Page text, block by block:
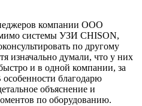
компании ООО
системы УЗИ CHISON,
по другому
изначально думали, что у них
и в одной компании, за
благодарю
объяснение и
по оборудованию.